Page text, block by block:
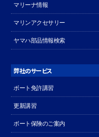
マリーナ情報
マリンアクセサリー
ヤマハ部品情報検索
弊社のサービス
ボート免許講習
更新講習
ボート保険のご案内